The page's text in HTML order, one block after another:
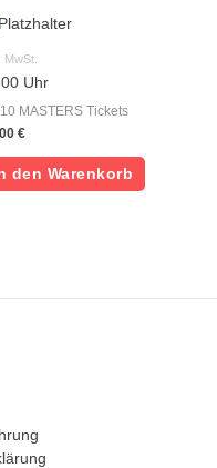
MwSt.
Uhr
MASTERS Tickets
€
den Warenkorb